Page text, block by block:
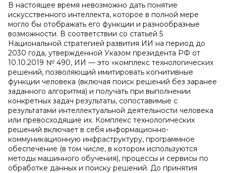
В настоящее время невозможно дать понятие
искусственного интеллекта, которое в полной мере
могло бы отображать его функции и разнообразные
возможности. В соответствии со статьей 5
Национальной стратегией развития ИИ на период до
2030 года, утвержденной Указом президента РФ от
10.10.2019 № 490, ИИ — это «комплекс технологических
решений, позволяющий имитировать когнитивные
функции человека (включая поиск решений без заранее
заданного алгоритма) и получать при выполнении
конкретных задач результаты, сопоставимые с
результатами интеллектуальной деятельности человека
или превосходящие их. Комплекс технологических
решений включает в себя информационно-
коммуникационную инфраструктуру, программное
обеспечение (в том числе, в котором используются
методы машинного обучения), процессы и сервисы по
обработке данных и поиску решений. До принятия